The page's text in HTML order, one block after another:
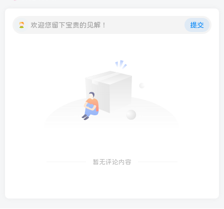
欢迎您留下宝贵的见解！ 提交
暂无评论内容